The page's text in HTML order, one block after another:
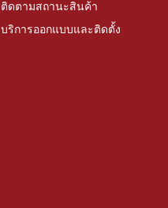
ติดตามสถานะสินค้า
บริการออกแบบและติดตั้ง